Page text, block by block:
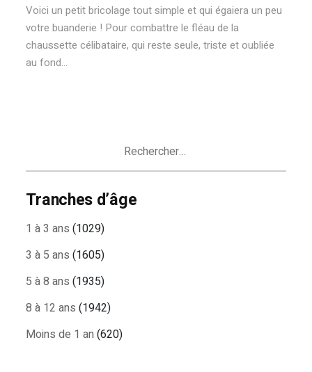
Voici un petit bricolage tout simple et qui égaiera un peu
votre buanderie ! Pour combattre le fléau de la
chaussette célibataire, qui reste seule, triste et oubliée
au fond...
Tranches d’âge
1 à 3 ans (1029)
3 à 5 ans (1605)
5 à 8 ans (1935)
8 à 12 ans (1942)
Moins de 1 an (620)